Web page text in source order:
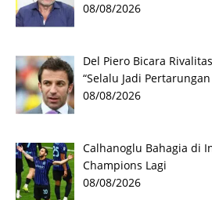
08/08/2026
Del Piero Bicara
“Selalu Jadi Pertarungan
08/08/2026
Calhanoglu Bahagia di
Champions Lagi
08/08/2026